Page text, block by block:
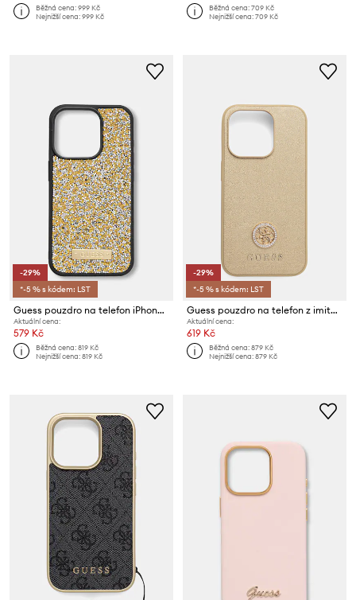
Běžná cena:999 Kč
Nejnižší cena:999 Kč
Běžná cena:709 Kč
Nejnižší cena:709 Kč
-29%
*-5 % s kódem: LST
Guess pouzdro na telefon iPhone 15 Pro
Aktuální cena:
579 Kč
Běžná cena:819 Kč
Nejnižší cena:819 Kč
-29%
*-5 % s kódem: LST
Guess pouzdro na telefon z imitace kůže iPhone 15 Pro
Aktuální cena:
619 Kč
Běžná cena:879 Kč
Nejnižší cena:879 Kč